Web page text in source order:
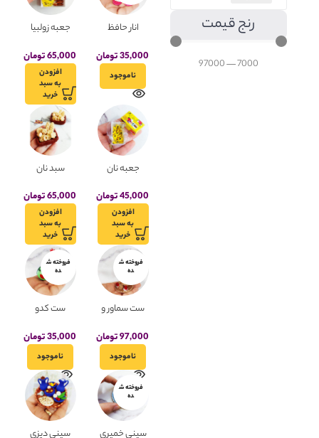
رنج قیمت
7000
—
97000
انار حافظ
35,000تومان
ناموجود
جعبه زولبیا
مینیاتوری
65,000تومان
افزودن
به سبد
خرید
جعبه نان
45,000تومان
افزودن
به سبد
خرید
سبد نان
65,000تومان
افزودن
به سبد
خرید
فروخته ش
ده
ست سماور و
97,000تومان
ناموجود
فروخته ش
ده
ست کدو
هندوانه
خمیری
35,000تومان
ناموجود
فروخته ش
ده
سینی خمیری
سینی دیزی